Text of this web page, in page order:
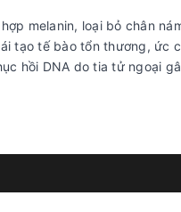
melanin, loại bỏ chân
tạo tế bào tổn thương, ức
hồi DNA do tia tử ngoại